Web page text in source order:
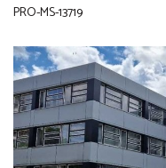
PRO-MS-13719